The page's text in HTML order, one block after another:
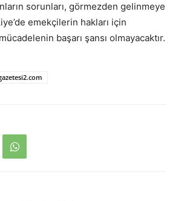
sorunları, görmezden gelinmeye
emekçilerin hakları için
başarı şansı olmayacaktır.